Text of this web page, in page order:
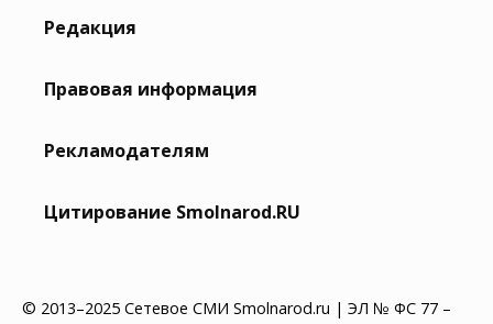
Редакция
Правовая информация
Рекламодателям
Цитирование Smolnarod.RU
© 2013–2025 Сетевое СМИ Smolnarod.ru | ЭЛ № ФС 77 –